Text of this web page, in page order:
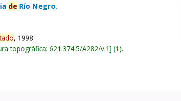
de Río Negro.
, 1998
topográfica:621.374.5/A282/v.1 (1).